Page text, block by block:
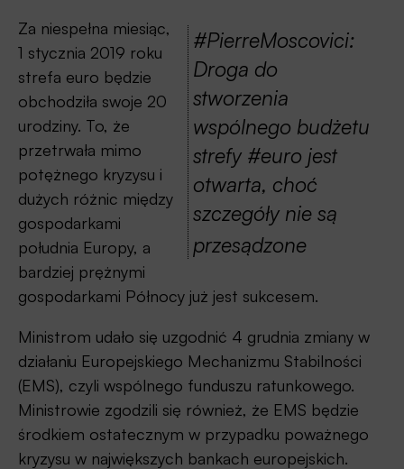
#PierreMoscovici:
Droga do
stworzenia
wspólnego budżetu
strefy #euro jest
otwarta, choć
szczegóły nie są
przesądzone
Za niespełna miesiąc,
1 stycznia 2019 roku
strefa euro będzie
obchodziła swoje 20
urodziny. To, że
przetrwała mimo
potężnego kryzysu i
dużych różnic między
gospodarkami
południa Europy, a
bardziej prężnymi
gospodarkami Północy już jest sukcesem.
Ministrom udało się uzgodnić 4 grudnia zmiany w
działaniu Europejskiego Mechanizmu Stabilności
(EMS), czyli wspólnego funduszu ratunkowego.
Ministrowie zgodzili się również, że EMS będzie
środkiem ostatecznym w przypadku poważnego
kryzysu w największych bankach europejskich.